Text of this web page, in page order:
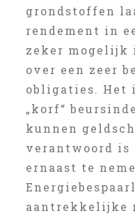
grondstoffen
rendement in
zeker mogelijk
over een zeer
obligaties. Het
„korf“
kunnen
verantwoord is
ernaast te
aantrekkelijke